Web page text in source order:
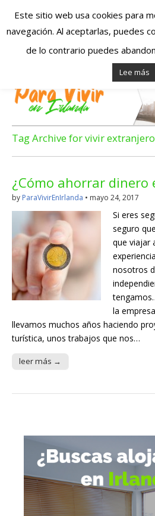
Irlanda –
Irlanda –
en Irlanda –
Irlanda
Blog dedicado a los que viven,
Irlanda!
Tag Archive for vivir extranjero
¿Cómo ahorrar dinero
by ParaVivirEnIrlanda • mayo 24, 2017
Si eres
seguro
que viajar
nosotros
la
llevamos muchos años haciendo
turística, unos trabajos que nos…
leer más →
Este sitio web usa cookies para
navegación. Al aceptarlas, puedes
de lo contrario puedes
Lee más